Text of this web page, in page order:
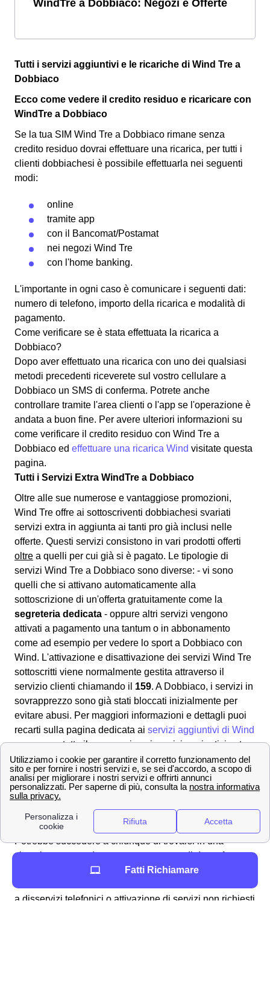
Tutti i servizi aggiuntivi e le ricariche di Wind Tre a
Dobbiaco
Ecco come vedere il credito residuo e ricaricare con
WindTre a Dobbiaco
Se la tua SIM Wind Tre a Dobbiaco rimane senza
credito residuo dovrai effettuare una ricarica, per tutti i
clienti dobbiachesi è possibile effettuarla nei seguenti
modi:
online
tramite app
con il
Bancomat/Postamat
nei negozi Wind Tre
con l'home banking.
L'importante in ogni caso è comunicare i seguenti dati:
numero di telefono, importo della ricarica e modalità di
pagamento.
Come verificare se è stata effettuata la ricarica a
Dobbiaco?
Dopo aver effettuato una ricarica con uno dei qualsiasi
metodi precedenti riceverete sul vostro cellulare a
Dobbiaco un SMS di conferma. Potrete anche
controllare tramite l'area clienti o l'app se l'operazione è
andata a buon fine. Per avere ulteriori informazioni su
come verificare il credito residuo con Wind Tre a
Dobbiaco ed effettuare una ricarica Wind visitate questa
pagina.
Tutti i Servizi Extra WindTre a Dobbiaco
Oltre alle sue numerose e vantaggiose promozioni,
Wind Tre offre ai sottoscriventi dobbiachesi svariati
servizi extra in aggiunta ai tanti pro già inclusi nelle
offerte. Questi servizi consistono in vari prodotti offerti
oltre a quelli per cui già si è pagato. Le tipologie di
servizi Wind Tre a Dobbiaco sono diverse: - vi sono
quelli che si attivano automaticamente alla
sottoscrizione di un'offerta gratuitamente come la
segreteria dedicata - oppure altri servizi vengono
attivati a pagamento una tantum o in abbonamento
come ad esempio per vedere lo sport a Dobbiaco con
Wind. L'attivazione e disattivazione dei servizi Wind Tre
sottoscritti viene normalmente gestita attraverso il
servizio clienti chiamando il 159. A Dobbiaco, i servizi in
sovrapprezzo sono già stati bloccati inizialmente per
evitare abusi. Per maggiori informazioni e dettagli puoi
recarti sulla pagina dedicata ai servizi aggiuntivi di Wind
per sapere tutto il necessario sui servizi aggiuntivi extra
a Dobbiaco.
Tutti i numeri Wind Tre per l'assistenza clienti a
Dobbiaco
Come effettuare un reclamo Wind Tre a Dobbiaco 📄
Potrebbe succedere a chiunque di trovarsi in una
situazione scomoda con un operatore e di dover fare un
reclamo al proprio operatore Wind Tre a Dobbiaco.
a disservizi telefonici o attivazione di servizi non richiesti
Fatti Richiamare